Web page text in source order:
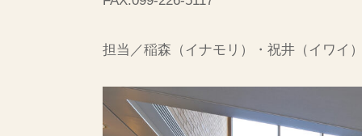
担当／稲森（イナモリ）・祝井（イワイ